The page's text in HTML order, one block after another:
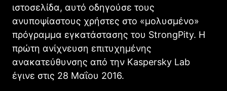
ιστοσελίδα, αυτό οδηγούσε τους
ανυποψίαστους χρήστες στο «μολυσμένο»
πρόγραμμα εγκατάστασης του StrongPity. Η
πρώτη ανίχνευση επιτυχημένης
ανακατεύθυνσης από την Kaspersky Lab
έγινε στις 28 Μαΐου 2016.